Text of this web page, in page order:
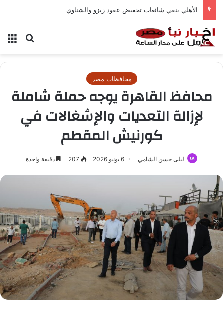
الأهلي ينفي شائعات تخفيض عقود زيزو والشناوي
بحث
محافظات مصر
محافظ القاهرة يوجه حملة شاملة
لإزالة التعديات والإشغالات في
كورنيش المقطم
ليلى حسن الشامي 6 يونيو 2026 207 دقيقة واحدة